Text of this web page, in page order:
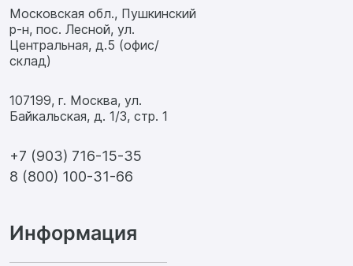
Московская обл., Пушкинский
р-н, пос. Лесной, ул.
Центральная, д.5 (офис/
склад)
107199, г. Москва, ул.
Байкальская, д. 1/3, стр. 1
+7 (903) 716-15-35
8 (800) 100-31-66
Информация